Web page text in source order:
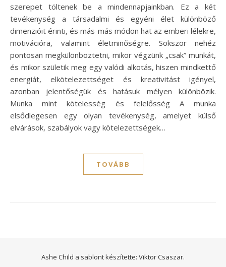
szerepet töltenek be a mindennapjainkban. Ez a két
tevékenység a társadalmi és egyéni élet különböző
dimenzióit érinti, és más-más módon hat az emberi lélekre,
motivációra, valamint életminőségre. Sokszor nehéz
pontosan megkülönböztetni, mikor végzünk „csak” munkát,
és mikor születik meg egy valódi alkotás, hiszen mindkettő
energiát, elkötelezettséget és kreativitást igényel,
azonban jelentőségük és hatásuk mélyen különbözik.
Munka mint kötelesség és felelősség A munka
elsődlegesen egy olyan tevékenység, amelyet külső
elvárások, szabályok vagy kötelezettségek…
TOVÁBB
Ashe Child a sablont készítette: Viktor Csaszar.